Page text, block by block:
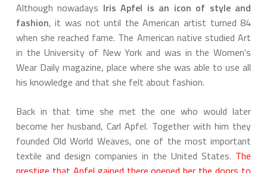
Although nowadays Iris Apfel is an icon of style and
fashion, it was not until the American artist turned 84
when she reached fame. The American native studied Art
in the University of New York and was in the Women’s
Wear Daily magazine, place where she was able to use all
his knowledge and that she felt about fashion.
Back in that time she met the one who would later
become her husband, Carl Apfel. Together with him they
founded Old World Weaves, one of the most important
textile and design companies in the United States. The